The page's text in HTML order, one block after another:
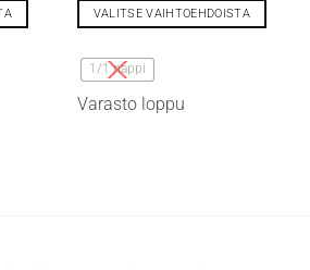
VALITSE VAIHTOEHDOISTA
tuotteella
on
useampi
1/1 nappi
Varasto loppu